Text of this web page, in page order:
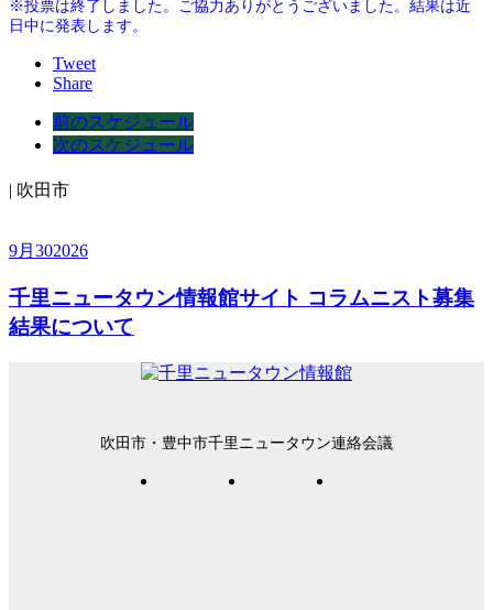
※投票は終了しました。ご協力ありがとうございました。 結果は近
日中に発表します。
Tweet
Share
前のスケジュール
次のスケジュール
| 吹田市
9月 302026
千里ニュータウン情報館サイト コラムニスト募集
結果について
吹田市・豊中市千里ニュータウン連絡会議